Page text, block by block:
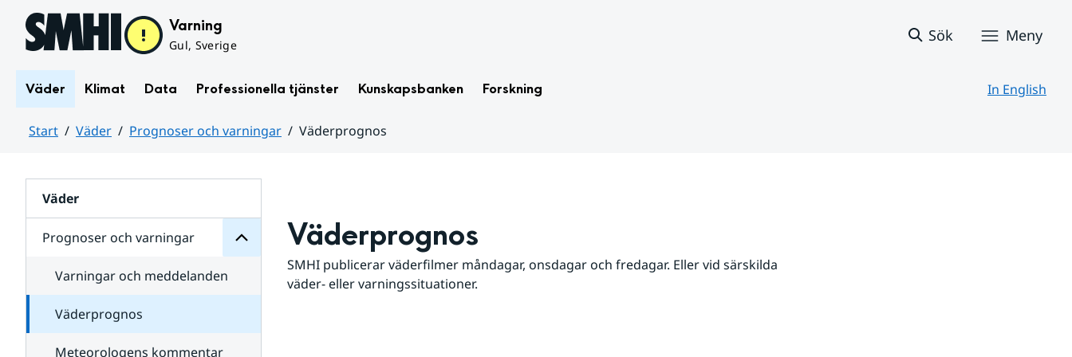
Hoppa till sidans innehåll Varning
Gul, Sverige
Sök Meny
Väder Klimat Data Professionella tjänster Kunskapsbanken Forskning In English
Start Väder Prognoser och varningar
Väderprognos
Väder
Prognoser och varningar
för
varningar
Varningar och meddelanden
Väderprognos
Meteorologens kommentar
Väderprognos
SMHI publicerar väderfilmer måndagar, onsdagar och fredagar. Eller vid särskilda
väder- eller varningssituationer.